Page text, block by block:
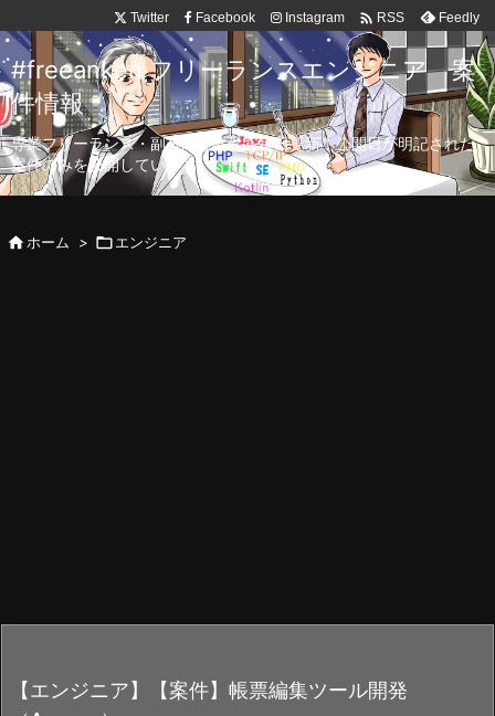
Twitter Facebook Instagram  RSS Feedly
#freeanken フリーランスエンジニア 案
件情報
専業フリーランス・副業向け案件を毎日更新！公開日が明記された
案件のみを公開しています。
ホーム > エンジニア
【エンジニア】【案件】帳票編集ツール開発